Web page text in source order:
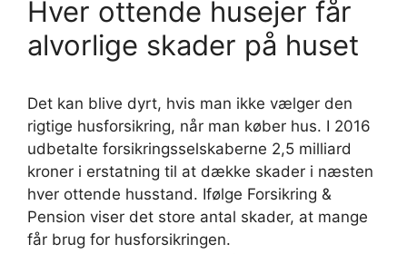
Hver ottende husejer får
alvorlige skader på huset
Det kan blive dyrt, hvis man ikke vælger den
rigtige husforsikring, når man køber hus. I 2016
udbetalte forsikringsselskaberne 2,5 milliard
kroner i erstatning til at dække skader i næsten
hver ottende husstand. Ifølge Forsikring &
Pension viser det store antal skader, at mange
får brug for husforsikringen.